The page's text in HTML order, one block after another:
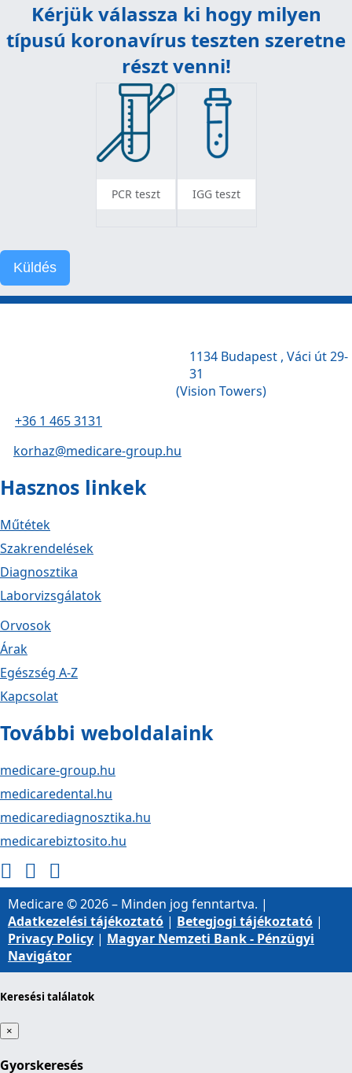
Kérjük válassza ki hogy milyen
típusú koronavírus teszten szeretne
részt venni!
PCR teszt IGG teszt
Küldés
1134 Budapest , Váci út 29-
31
(Vision Towers)
+36 1 465 3131
korhaz@medicare-group.hu
Hasznos linkek
Műtétek
Szakrendelések
Diagnosztika
Laborvizsgálatok
Orvosok
Árak
Egészség A-Z
Kapcsolat
További weboldalaink
medicare-group.hu
medicaredental.hu
medicarediagnosztika.hu
medicarebiztosito.hu
Medicare © 2026 – Minden jog fenntartva. |
Adatkezelési tájékoztató | Betegjogi tájékoztató |
Privacy Policy | Magyar Nemzeti Bank - Pénzügyi
Navigátor
Keresési találatok
×
Gyorskeresés